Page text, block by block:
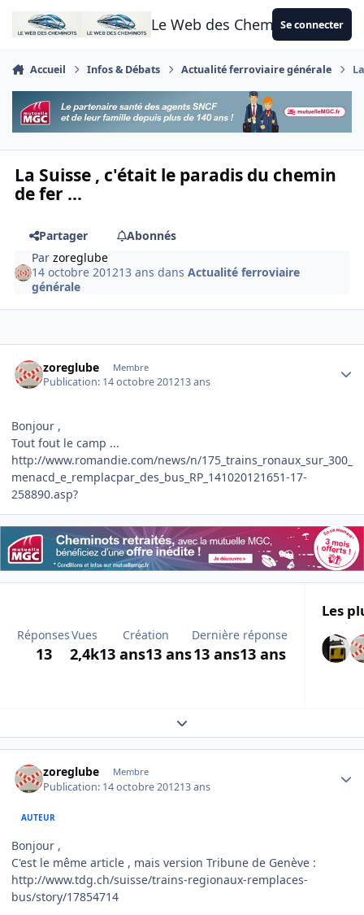
Aller au contenu
Le Web des CheminotsSe connecter
Accueil Infos & Débats Actualité ferroviaire générale
La Suisse , c'était le paradis du chemin
de fer ...
Partager
Abonnés
Parzoreglube
14 octobre 201213 ans dansActualité ferroviaire
générale
zoreglube Membre
Publication: 14 octobre 201213 ans
Bonjour ,
Tout fout le camp ...
http://www.romandie.com/news/n/175_trains_ronaux_sur_300_
menacd_e_remplacpar_des_bus_RP_141020121651-17-
258890.asp?
Réponses
13
Vues
2,4k
Création
13 ans13 ans
Dernière réponse
13 ans13 ans
Les
Expand topic overview
zoreglube Membre
Publication: 14 octobre 201213 ans
AUTEUR
Bonjour ,
C'est le même article , mais version Tribune de Genève :
http://www.tdg.ch/suisse/trains-regionaux-remplaces-
bus/story/17854714